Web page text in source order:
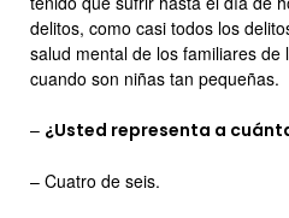
delitos, como casi todos los
salud mental de los familiares de
cuando son niñas tan pequeñas.
– ¿Usted representa a
– Cuatro de seis.